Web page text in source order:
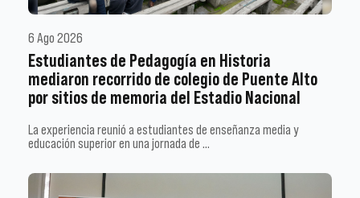
6 Ago 2026
Estudiantes de Pedagogía en Historia
mediaron recorrido de colegio de Puente Alto
por sitios de memoria del Estadio Nacional
La experiencia reunió a estudiantes de enseñanza media y
educación superior en una jornada de …